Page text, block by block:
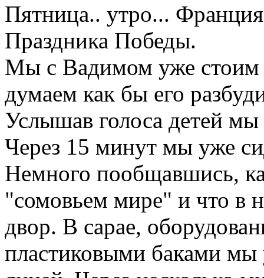
Пятница.. утро...
Праздника Победы.
Мы с Вадимом уже стоим
думаем как бы его
Услышав голоса детей мы
Через 15 минут мы уже
Немного пообщавшись,
"сомовьем мире" и что в
двор. В сарае,
пластиковыми баками мы